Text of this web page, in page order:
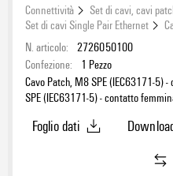
Connettività
Set di cavi, cavi
Set di cavi Single Pair Ethernet
N. articolo: 2726050100
Confezione:
1 Pezzo
Cavo Patch, M8 SPE (IEC63171-
SPE (IEC63171-5) - contatto
Foglio dati